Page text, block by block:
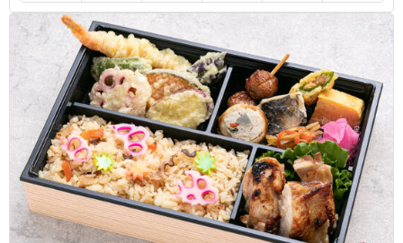
飯、天ぷらなど喧嘩する事なくいただけたのはとても良か
ったことと思いました。
ご利用シーン：お祝い›式典
埼玉県草加市瀬崎2026/03/01